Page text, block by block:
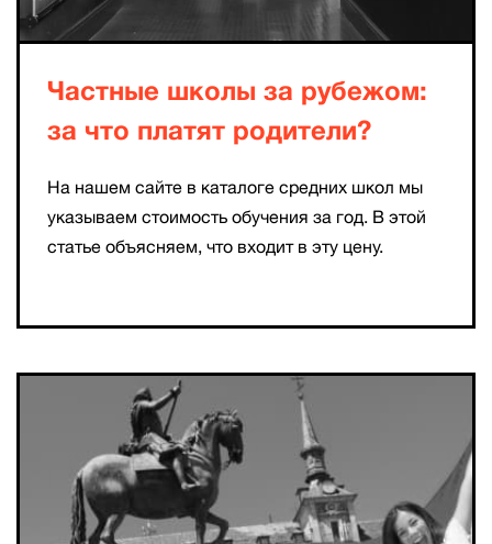
Частные школы за рубежом:
за что платят родители?
На нашем сайте в каталоге средних школ мы
указываем стоимость обучения за год. В этой
статье объясняем, что входит в эту цену.